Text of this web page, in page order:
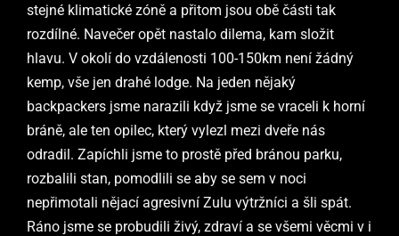
stejné klimatické zóně a přitom jsou obě části tak
rozdílné. Navečer opět nastalo dilema, kam složit
hlavu. V okolí do vzdálenosti 100-150km není žádný
kemp, vše jen drahé lodge. Na jeden nějaký
backpackers jsme narazili když jsme se vraceli k horní
bráně, ale ten opilec, který vylezl mezi dveře nás
odradil. Zapíchli jsme to prostě před bránou parku,
rozbalili stan, pomodlili se aby se sem v noci
nepřimotali nějací agresivní Zulu výtržníci a šli spát.
Ráno jsme se probudili živý, zdraví a se všemi věcmi v i